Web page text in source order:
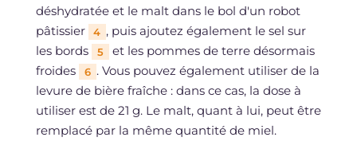
déshydratée et le malt dans le bol d'un robot
pâtissier
4 , puis ajoutez également le sel sur
les bords
5
et les pommes de terre désormais
froides
6 . Vous pouvez également utiliser de la
levure de bière fraîche : dans ce cas, la dose à
utiliser est de 21 g. Le malt, quant à lui, peut être
remplacé par la même quantité de miel.